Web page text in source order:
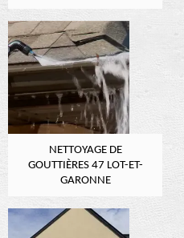
NETTOYAGE DE
GOUTTIÈRES 47 LOT-ET-
GARONNE